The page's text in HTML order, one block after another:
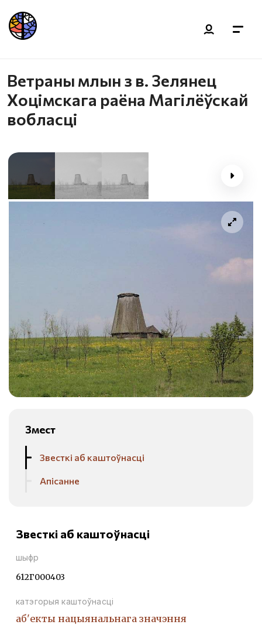
Ветраны млын з в. Зелянец
Хоцімскага раёна Магілёўскай
вобласці
Змест
Звесткі аб каштоўнасці
Апісанне
Звесткі аб каштоўнасці
шыфр
612Г000403
катэгорыя каштоўнасці
аб'екты нацыянальнага значэння